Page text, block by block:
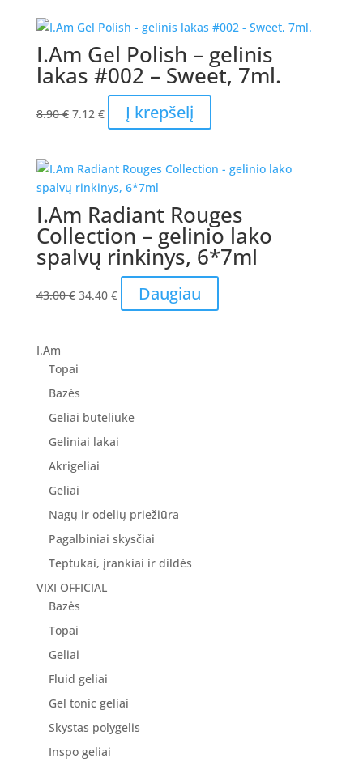
8.90 €.7.12 €.
I.Am Gel Polish – gelinis
lakas #002 – Sweet, 7ml.
8.90€ Original
8.90 €.
7.12 €Current
price
7.12 €.
Į krepšelį
I.Am Radiant Rouges
Collection – gelinio lako
spalvų rinkinys, 6*7ml
43.00€ Original
34.40 €Current
price
Daugiau
I.Am
Topai
Bazės
Geliai buteliuke
Geliniai lakai
Akrigeliai
Geliai
Nagų ir odelių priežiūra
Pagalbiniai skysčiai
Teptukai, įrankiai ir dildės
VIXI OFFICIAL
Bazės
Topai
Geliai
Fluid geliai
Gel tonic geliai
Skystas polygelis
Inspo geliai